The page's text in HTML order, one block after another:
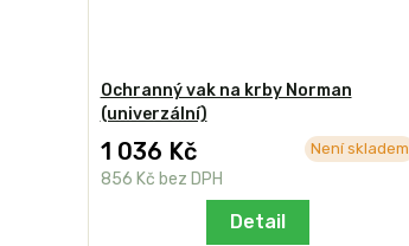
Ochranný vak na krby Norman
(univerzální)
1 036 Kč
856 Kč bez DPH
Není skladem
Detail